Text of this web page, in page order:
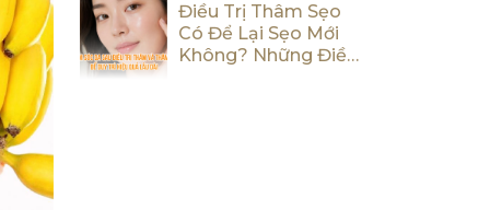
Điều Trị Thâm Sẹo
Có Để Lại Sẹo Mới
Không? Những Điều